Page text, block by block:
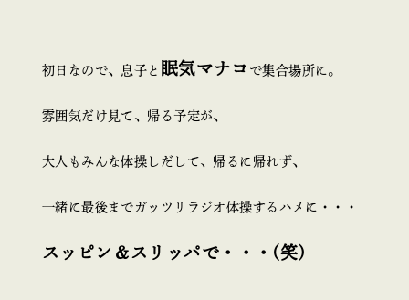
初日なので、息子と 眠気マナコ で集合場所に。
雰囲気だけ見て、帰る予定が、
大人もみんな体操しだして、帰るに帰れず、
一緒に最後までガッツリラジオ体操するハメに・・・
スッピン＆スリッパで・・・(笑)